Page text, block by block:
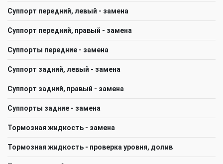
Суппорт передний, левый - замена
Суппорт передний, правый - замена
Суппорты передние - замена
Суппорт задний, левый - замена
Суппорт задний, правый - замена
Суппорты задние - замена
Тормозная жидкость - замена
Тормозная жидкость - проверка уровня, долив